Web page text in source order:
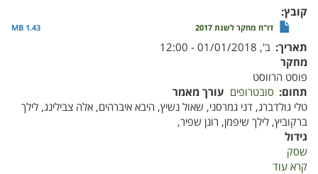
קובץ
דו"ח מחקר לשנת 2017 1.43 MB
תאריך ב', 01/01/2018 - 12:00
מחקר
פוסט הרווסט
תחום סובטרופים עורך מאמר
טלי גולדברג, דני גמרסני, שאול נשיץ, היבא איברהים, אלה צבילינג, לילך
ברקוביץ, לילך שיפמן, רונן שפיר,
גידול
שסק
קרא עוד